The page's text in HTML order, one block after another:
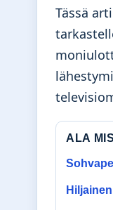
Tässä
ALA